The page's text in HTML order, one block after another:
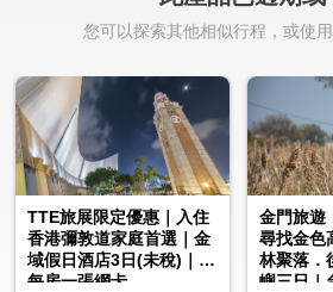
您可以探索其他相似行程，或使
TTE旅展限定優惠｜入住
香港彌敦道家庭首選｜金
域假日酒店3日(未稅)｜贈
每房一張網卡
金門旅遊
尋找金色
林聚落．
嶼三日｜